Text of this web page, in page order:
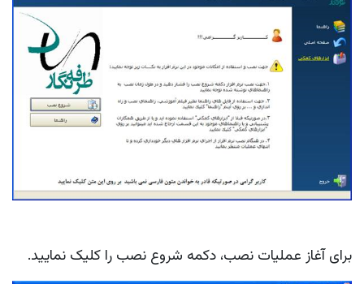
برای آغاز عمليات نصب، دكمه شروع نصب را كليک نماييد.